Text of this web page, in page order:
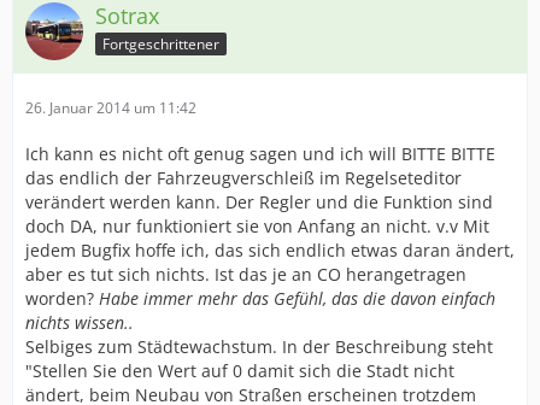
Sotrax
Fortgeschrittener
26. Januar 2014 um 11:42
Ich kann es nicht oft genug sagen und ich will BITTE BITTE
das endlich der Fahrzeugverschleiß im Regelseteditor
verändert werden kann. Der Regler und die Funktion sind
doch DA, nur funktioniert sie von Anfang an nicht. v.v Mit
jedem Bugfix hoffe ich, das sich endlich etwas daran ändert,
aber es tut sich nichts. Ist das je an CO herangetragen
worden? Habe immer mehr das Gefühl, das die davon einfach
nichts wissen..
Selbiges zum Städtewachstum. In der Beschreibung steht
"Stellen Sie den Wert auf 0 damit sich die Stadt nicht
ändert, beim Neubau von Straßen erscheinen trotzdem